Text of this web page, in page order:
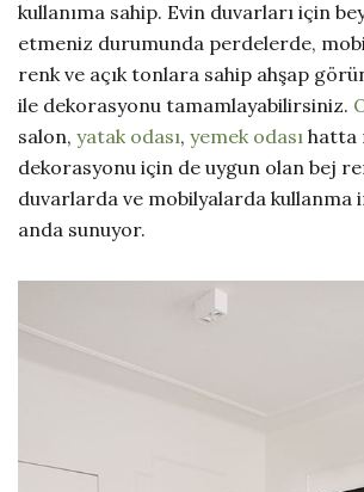
kullanıma sahip. Evin duvarları için
etmeniz durumunda perdelerde,
renk ve açık tonlara sahip ahşap
ile dekorasyonu tamamlayabilirsiniz.
salon, yatak odası, yemek odası hatta
dekorasyonu için de uygun olan bej
duvarlarda ve mobilyalarda kullanma
anda sunuyor.